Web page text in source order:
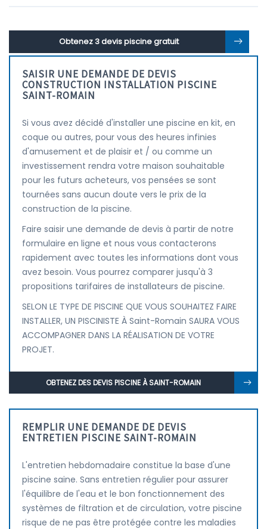
Obtenez 3 devis piscine gratuit
SAISIR UNE DEMANDE DE DEVIS
CONSTRUCTION INSTALLATION PISCINE
SAINT-ROMAIN
Si vous avez décidé d'installer une piscine en kit, en
coque ou autres, pour vous des heures infinies
d'amusement et de plaisir et / ou comme un
investissement rendra votre maison souhaitable
pour les futurs acheteurs, vos pensées se sont
tournées sans aucun doute vers le prix de la
construction de la piscine.
Faire saisir une demande de devis à partir de notre
formulaire en ligne et nous vous contacterons
rapidement avec toutes les informations dont vous
avez besoin. Vous pourrez comparer jusqu'à 3
propositions tarifaires de installateurs de piscine.
SELON LE TYPE DE PISCINE QUE VOUS SOUHAITEZ FAIRE
INSTALLER, UN PISCINISTE À Saint-Romain SAURA VOUS
ACCOMPAGNER DANS LA RÉALISATION DE VOTRE
PROJET.
OBTENEZ DES DEVIS PISCINE À SAINT-ROMAIN
REMPLIR UNE DEMANDE DE DEVIS
ENTRETIEN PISCINE SAINT-ROMAIN
L'entretien hebdomadaire constitue la base d'une
piscine saine. Sans entretien régulier pour assurer
l'équilibre de l'eau et le bon fonctionnement des
systèmes de filtration et de circulation, votre piscine
risque de ne pas être protégée contre les maladies